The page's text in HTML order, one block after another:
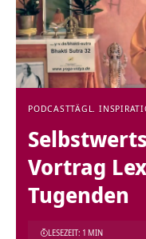
PODCASTTÄGL.
Vortrag
Tugenden
LESEZEIT: 1 MIN